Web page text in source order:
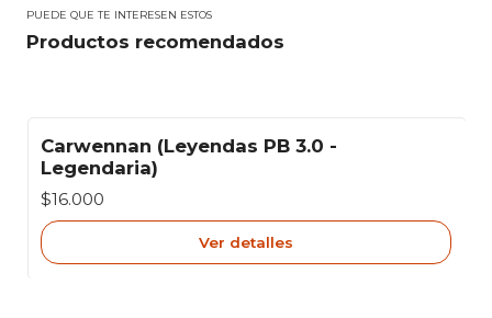
PUEDE QUE TE INTERESEN ESTOS
Productos recomendados
Agotado
Carwennan (Leyendas PB 3.0 -
Legendaria)
$16.000
Ver detalles